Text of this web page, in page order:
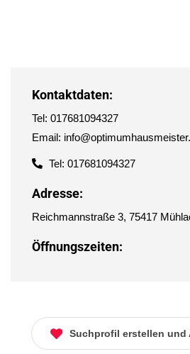
Kontaktdaten:
Tel: 017681094327
Email:
Tel: 017681094327
Adresse:
Reichmannstraße 3, 75417
Öffnungszeiten:
Suchprofil erstellen und